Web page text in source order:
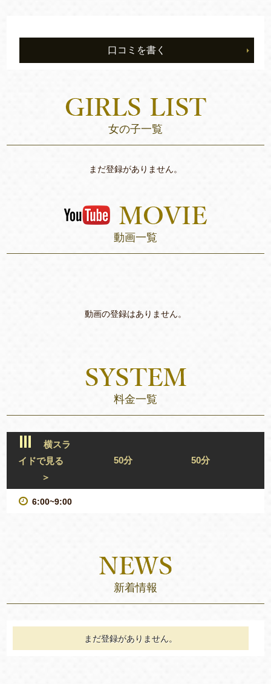
口コミを書く
女の子一覧
まだ登録がありません。
動画一覧
動画の登録はありません。
料金一覧
横スラ
イドで見る
＞
50分 50分
6:00~9:00
新着情報
まだ登録がありません。